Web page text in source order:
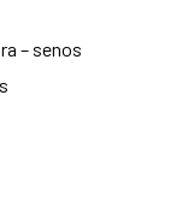
– senos